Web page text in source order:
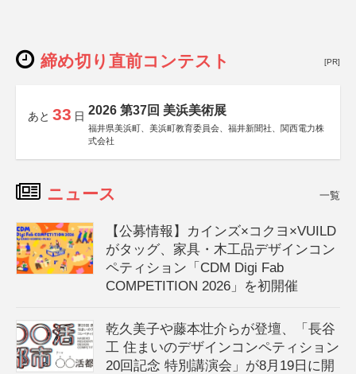
締め切り直前コンテスト [PR]
あと 33 日 2026 第37回 美浜美術展
福井県美浜町、美浜町教育委員会、福井新聞社、関西電力株
式会社
ニュース 一覧
【公募情報】カインズ×コクヨ×VUILD
がタッグ、家具・木工品デザインコン
ペティション「CDM Digi Fab
COMPETITION 2026」を初開催
乾久美子や藤本壮介らが登壇、「長谷
工 住まいのデザインコンペティション
20回記念 特別講演会」が8月19日に開